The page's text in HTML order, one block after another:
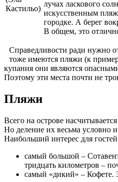
Кастильо)
лучах ласкового
искусственным
городке. А берег
В общем, это
Справедливости ради нужно
тоже имеются пляжи (к
купания они являются
Поэтому эти места почти не
Пляжи
Всего на острове
Но деление их весьма условно
Наибольший интерес для
самый большой –
тридцать километров –
самый «дикий» – Кофете.